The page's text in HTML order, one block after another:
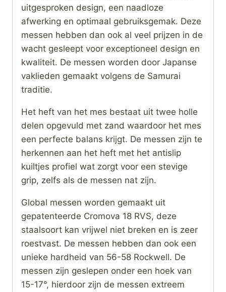
uitgesproken design, een naadloze
afwerking en optimaal gebruiksgemak. Deze
messen hebben dan ook al veel prijzen in de
wacht gesleept voor exceptioneel design en
kwaliteit. De messen worden door Japanse
vaklieden gemaakt volgens de Samurai
traditie.
Het heft van het mes bestaat uit twee holle
delen opgevuld met zand waardoor het mes
een perfecte balans krijgt. De messen zijn te
herkennen aan het heft met het antislip
kuiltjes profiel wat zorgt voor een stevige
grip, zelfs als de messen nat zijn.
Global messen worden gemaakt uit
gepatenteerde Cromova 18 RVS, deze
staalsoort kan vrijwel niet breken en is zeer
roestvast. De messen hebben dan ook een
unieke hardheid van 56-58 Rockwell. De
messen zijn geslepen onder een hoek van
15-17°, hierdoor zijn de messen extreem